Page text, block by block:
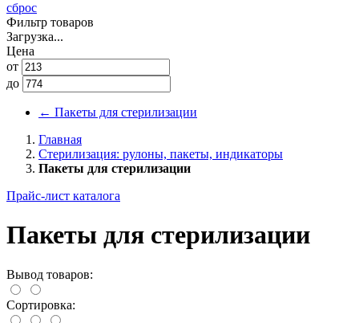
сброс
Фильтр товаров
Загрузка...
Цена
от
до
← Пакеты для стерилизации
Главная
Стерилизация: рулоны, пакеты, индикаторы
Пакеты для стерилизации
Прайс-лист каталога
Пакеты для стерилизации
Вывод товаров:
Сортировка: